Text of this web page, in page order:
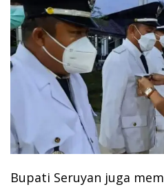
Bupati Seruyan juga